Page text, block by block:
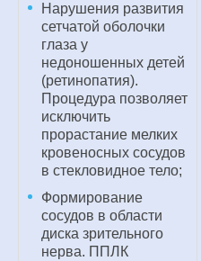
Нарушения развития
сетчатой оболочки
глаза у
недоношенных детей
(ретинопатия).
Процедура позволяет
исключить
прорастание мелких
кровеносных сосудов
в стекловидное тело;
Формирование
сосудов в области
диска зрительного
нерва. ППЛК